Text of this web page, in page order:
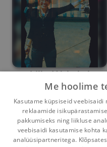
Lilled Vabakal
Piret Bristol
Umbes 3 kuudtagasi
Me hoolime
Kasutame küpsiseid
reklaamide
pakkumiseks ning liikluse
veebisaidi kasutamise kohta
analüüsipartneritega.